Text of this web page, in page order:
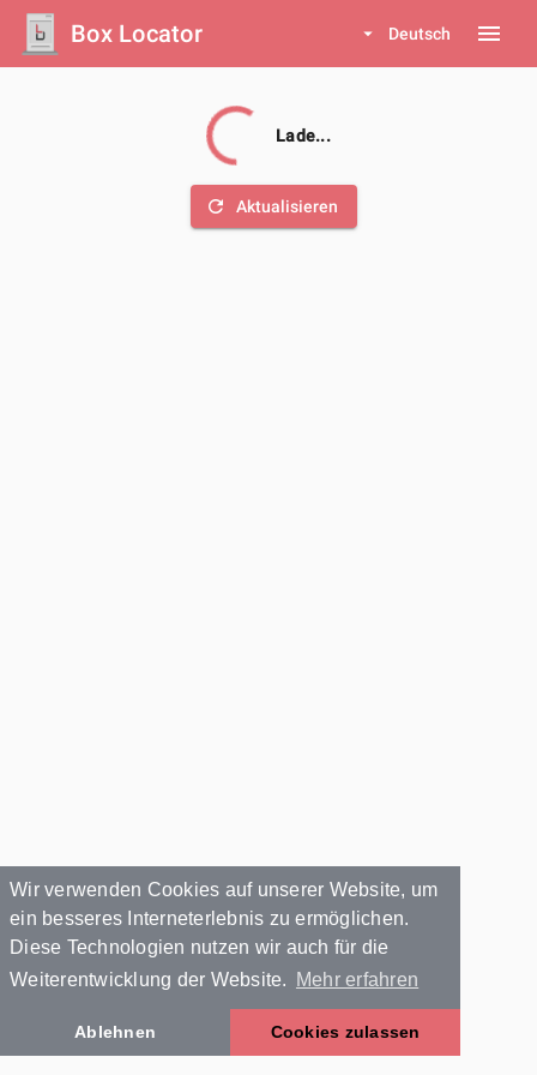
Wir verwenden Cookies auf unserer Website, um
ein besseres Interneterlebnis zu ermöglichen.
Diese Technologien nutzen wir auch für die
Weiterentwicklung der Website.
Mehr erfahren
Ablehnen Cookies zulassen
Box Locator arrow_drop_down Deutsch menu
Lade...
refresh Aktualisieren